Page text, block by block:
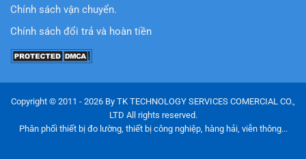
Chính sách vận chuyển.
Chính sách đổi trả và hoàn tiền
Copyright © 2011 - 2026 By TK TECHNOLOGY SERVICES COMERCIAL CO.,
LTD All rights reserved.
Phân phối thiết bị đo lường, thiết bị công nghiệp, hàng hải, viễn thông...